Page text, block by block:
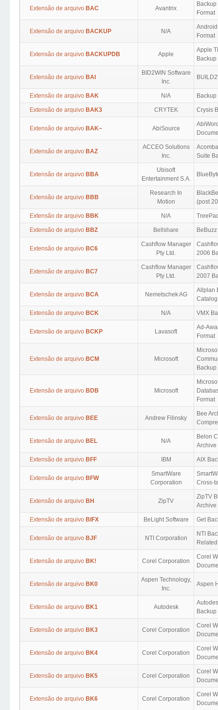
Extensão de arquivo BAC Avantrix
Format
Extensão de arquivo BACKUP N/A
Format
Extensão de arquivo BACKUPDB Apple
Apple
Extensão de arquivo BAI
BID2WIN Software
Inc.
Extensão de arquivo BAK N/A
Extensão de arquivo BAK3 CRYTEK Crysis
Extensão de arquivo BAK~ AbiSource
Extensão de arquivo BAZ
ACCEO Solutions
Inc.
Suite
Extensão de arquivo BBA
Ubisoft
Entertainment S.A.
Extensão de arquivo BBB
Research In
Motion
(post
Extensão de arquivo BBK N/A
Extensão de arquivo BBZ Bellshare
Extensão de arquivo BC6
Cashflow Manager
Pty Ltd.
2006
Extensão de arquivo BC7
Cashflow Manager
Pty Ltd.
2007
Extensão de arquivo BCA Nemetschek AG
Allplan
Catalog
Extensão de arquivo BCK N/A VMX
Extensão de arquivo BCKP Lavasoft
Ad-
Format
Extensão de arquivo BCM Microsoft
Extensão de arquivo BDB Microsoft
Format
Extensão de arquivo BEE Andrew Filinsky
Bee
Extensão de arquivo BEL N/A
Belon
Archive
Extensão de arquivo BFF IBM AIX
Extensão de arquivo BFW
SmartWare
Corporation
Cross-
Extensão de arquivo BH ZipTV
ZipTV
Archive
Extensão de arquivo BIFX BeLight Software Get
Extensão de arquivo BJF NTI Corporation
NTI
Related
Extensão de arquivo BK! Corel Corporation
Corel
Extensão de arquivo BK0
Aspen Technology,
Inc.
Aspen
Extensão de arquivo BK1 Autodesk
Extensão de arquivo BK3 Corel Corporation
Corel
Extensão de arquivo BK4 Corel Corporation
Corel
Extensão de arquivo BK5 Corel Corporation
Corel
Extensão de arquivo BK6 Corel Corporation
Corel